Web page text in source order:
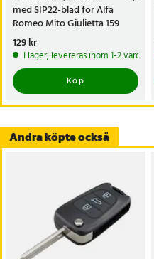
- Märkning: CE0536
- Material: Plast
- Funktion: Skyddar mot repor,
- Observera: Endast skal
Artikelnummer:130984
med SIP22-blad för Alfa
Romeo Mito Giulietta 159
Brera, 3 knappar - Röd
Pris:129 kr
129 kr
I lager, levereras inom 1-2 vardagar
Köp
Andra köpte också